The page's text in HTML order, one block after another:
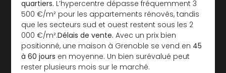
quartiers. L’hypercentre dépasse fréquemment 3
500 €/m² pour les appartements rénovés, tandis
que les secteurs sud et ouest restent sous les 2
000 €/m².Délais de vente. Avec un prix bien
positionné, une maison à Grenoble se vend en 45
à 60 jours en moyenne. Un bien surévalué peut
rester plusieurs mois sur le marché.